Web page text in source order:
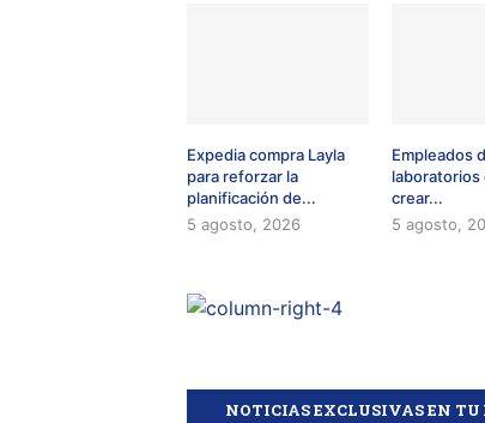
Expedia compra Layla
para reforzar la
planificación de...
5 agosto, 2026
Empleados
laboratorios
crear...
5 agosto,
NOTICIAS EXCLUSIVAS EN